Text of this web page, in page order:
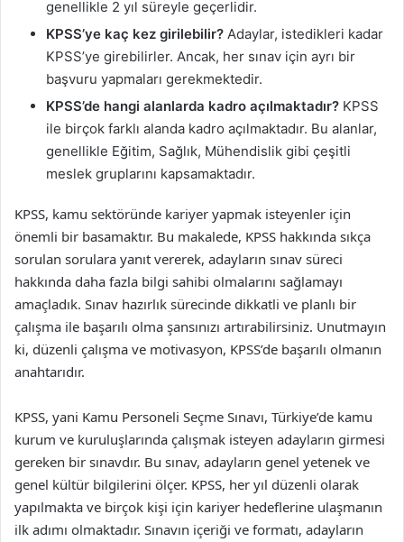
genellikle 2 yıl süreyle geçerlidir.
KPSS’ye kaç kez girilebilir? Adaylar, istedikleri kadar
KPSS’ye girebilirler. Ancak, her sınav için ayrı bir
başvuru yapmaları gerekmektedir.
KPSS’de hangi alanlarda kadro açılmaktadır? KPSS
ile birçok farklı alanda kadro açılmaktadır. Bu alanlar,
genellikle Eğitim, Sağlık, Mühendislik gibi çeşitli
meslek gruplarını kapsamaktadır.
KPSS, kamu sektöründe kariyer yapmak isteyenler için
önemli bir basamaktır. Bu makalede, KPSS hakkında sıkça
sorulan sorulara yanıt vererek, adayların sınav süreci
hakkında daha fazla bilgi sahibi olmalarını sağlamayı
amaçladık. Sınav hazırlık sürecinde dikkatli ve planlı bir
çalışma ile başarılı olma şansınızı artırabilirsiniz. Unutmayın
ki, düzenli çalışma ve motivasyon, KPSS’de başarılı olmanın
anahtarıdır.
KPSS, yani Kamu Personeli Seçme Sınavı, Türkiye’de kamu
kurum ve kuruluşlarında çalışmak isteyen adayların girmesi
gereken bir sınavdır. Bu sınav, adayların genel yetenek ve
genel kültür bilgilerini ölçer. KPSS, her yıl düzenli olarak
yapılmakta ve birçok kişi için kariyer hedeflerine ulaşmanın
ilk adımı olmaktadır. Sınavın içeriği ve formatı, adayların